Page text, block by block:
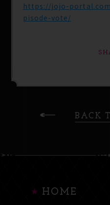
https://jojo-
pisode-vote/
BACK
HOME